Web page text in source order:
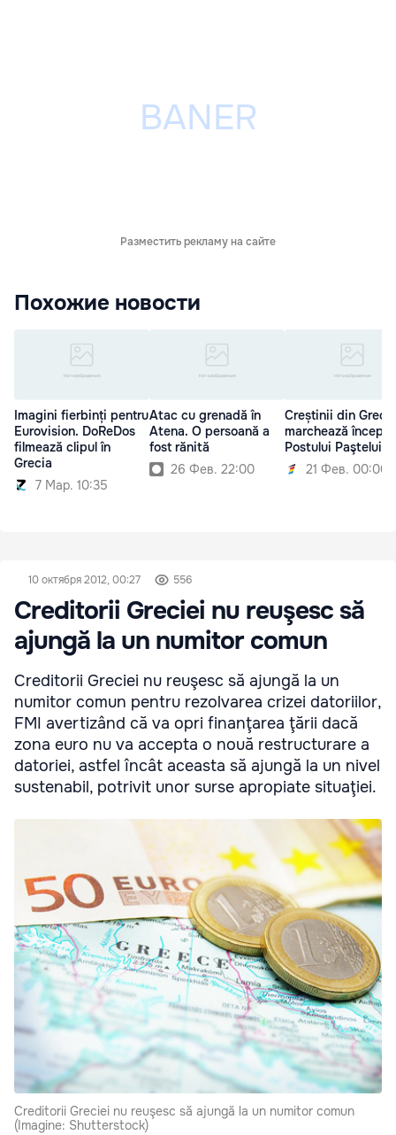
Разместить рекламу на сайте
Похожие новости
Imagini fierbinți pentru
Eurovision. DoReDos
filmează clipul în
Grecia
7 Мар. 10:35
Atac cu grenadă în
Atena. O persoană a
fost rănită
26 Фев. 22:00
Creștinii din Grecia
marchează
Postului Paştelui
21 Фев. 00:00
10 октября 2012, 00:27 556
Creditorii Greciei nu reuşesc să
ajungă la un numitor comun
Creditorii Greciei nu reuşesc să ajungă la un
numitor comun pentru rezolvarea crizei datoriilor,
FMI avertizând că va opri finanţarea ţării dacă
zona euro nu va accepta o nouă restructurare a
datoriei, astfel încât aceasta să ajungă la un nivel
sustenabil, potrivit unor surse apropiate situaţiei.
Creditorii Greciei nu reuşesc să ajungă la un numitor comun
(Imagine: Shutterstock)